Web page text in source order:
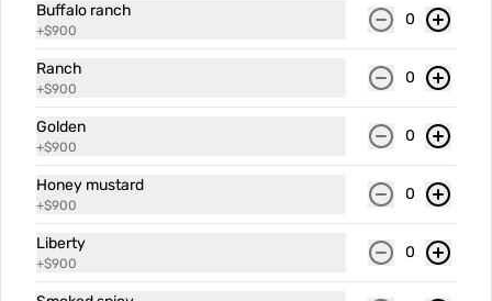
Alioli
$900
Barbecue
$900
Buffalo ranch
+$900
0
Ranch
+$900
0
Golden
+$900
0
Honey mustard
+$900
0
Liberty
+$900
0